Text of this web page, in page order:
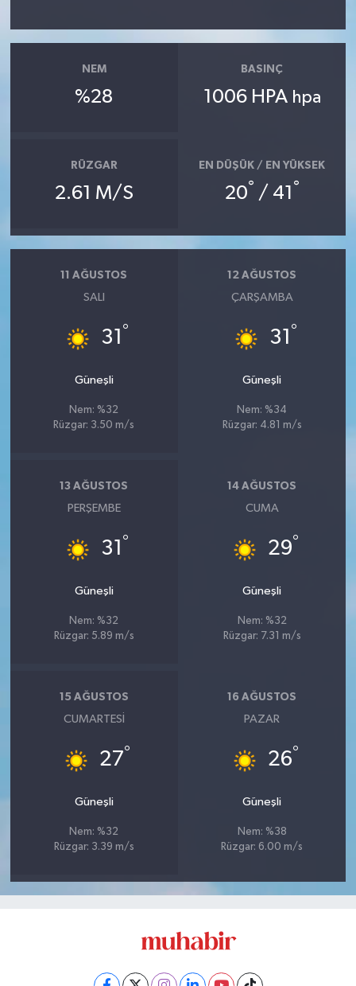
NEM
%28
BASINÇ
1006 HPA hpa
RÜZGAR
2.61 M/S
EN DÜŞÜK / EN YÜKSEK
20° / 41 °
11 AĞUSTOS
SALI
31 °
Güneşli
Nem: %32
Rüzgar: 3.50 m/s
12 AĞUSTOS
ÇARŞAMBA
31 °
Güneşli
Nem: %34
Rüzgar: 4.81 m/s
13 AĞUSTOS
PERŞEMBE
31 °
Güneşli
Nem: %32
Rüzgar: 5.89 m/s
14 AĞUSTOS
CUMA
29°
Güneşli
Nem: %32
Rüzgar: 7.31 m/s
15 AĞUSTOS
CUMARTESI
27°
Güneşli
Nem: %32
Rüzgar: 3.39 m/s
16 AĞUSTOS
PAZAR
26°
Güneşli
Nem: %38
Rüzgar: 6.00 m/s